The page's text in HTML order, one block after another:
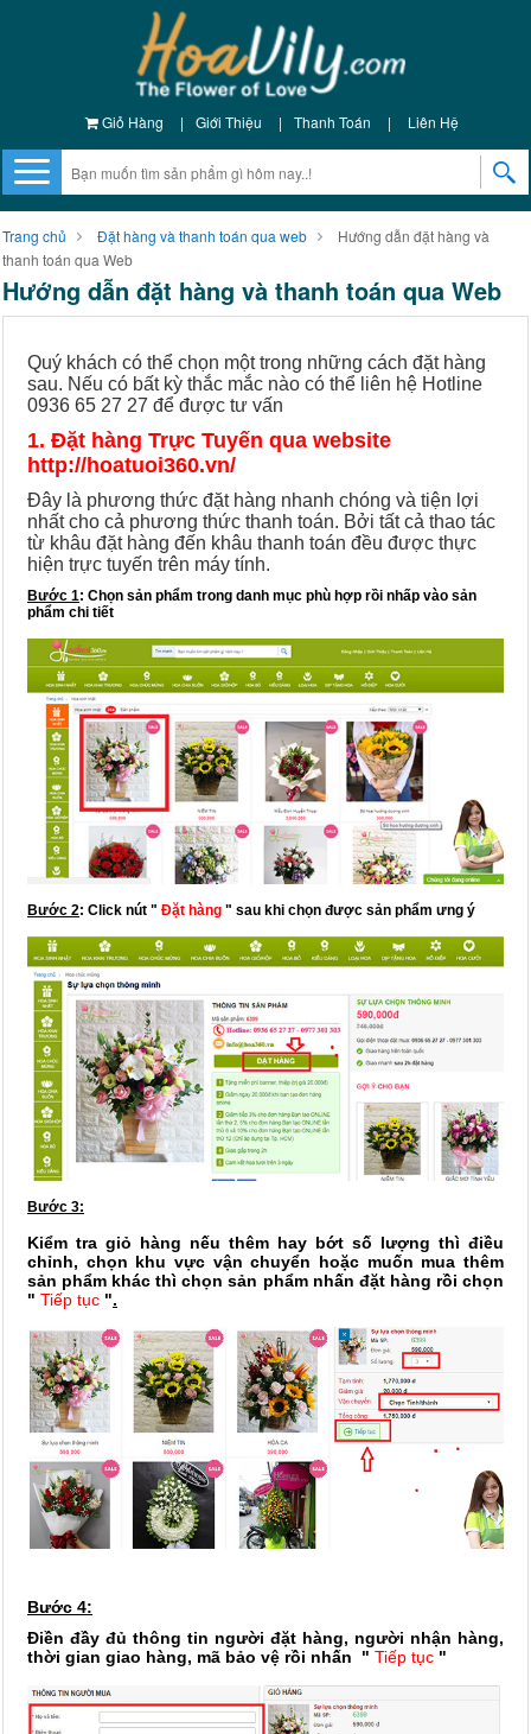
Giỏ Hàng | Giới Thiệu | Thanh Toán | Liên Hệ
Trang chủ Đặt hàng và thanh toán qua web
Hướng dẫn đặt hàng và
thanh toán qua Web
Hướng dẫn đặt hàng và thanh toán qua Web
Quý khách có thể chọn một trong những cách đặt hàng
sau. Nếu có bất kỳ thắc mắc nào có thể liên hệ Hotline
0936 65 27 27 để được tư vấn
1. Đặt hàng Trực Tuyến qua website
http://hoatuoi360.vn/
Đây là phương thức đặt hàng nhanh chóng và tiện lợi
nhất cho cả phương thức thanh toán. Bởi tất cả thao tác
từ khâu đặt hàng đến khâu thanh toán đều được thực
hiện trực tuyến trên máy tính.
Bước 1: Chọn sản phẩm trong danh mục phù hợp rồi nhấp vào sản
phẩm chi tiết
Bước 2: Click nút " Đặt hàng " sau khi chọn được sản phẩm ưng ý
Bước 3:
Kiểm tra giỏ hàng nếu thêm hay bớt số lượng thì điều
chỉnh, chọn khu vực vận chuyển hoặc muốn mua thêm
sản phẩm khác thì chọn sản phẩm nhấn đặt hàng rồi chọn
" Tiếp tục ".
Bước 4:
Điền đầy đủ thông tin người đặt hàng, người nhận hàng,
thời gian giao hàng, mã bảo vệ rồi nhấn
" Tiếp tục "